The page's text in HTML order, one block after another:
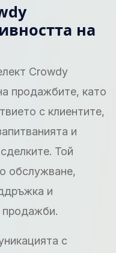
на
Crowdy
продажбите, като
с клиентите,
и
Той
обслужване,
и
продажби.
с